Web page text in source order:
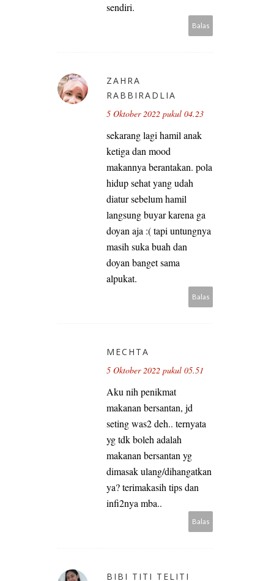
sendiri.
Balas
ZAHRA
RABBIRADLIA
5 Oktober 2022 pukul 04.23
sekarang lagi hamil anak
ketiga dan mood
makannya berantakan. pola
hidup sehat yang udah
diatur sebelum hamil
langsung buyar karena ga
doyan aja :( tapi untungnya
masih suka buah dan
doyan banget sama
alpukat.
Balas
MECHTA
5 Oktober 2022 pukul 05.51
Aku nih penikmat
makanan bersantan, jd
seting was2 deh.. ternyata
yg tdk boleh adalah
makanan bersantan yg
dimasak ulang/dihangatkan
ya? terimakasih tips dan
infi2nya mba..
Balas
BIBI TITI TELITI